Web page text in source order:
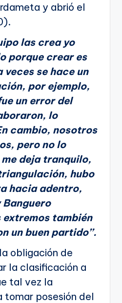
y abrió el
las crea yo
porque crear es
se hace un
por ejemplo,
un error del
lo
cambio, nosotros
pero no lo
deja tranquilo,
hubo
hacia adentro,
extremos también
un buen partido’’.
obligación de
la clasificación a
tal vez la
tomar posesión del